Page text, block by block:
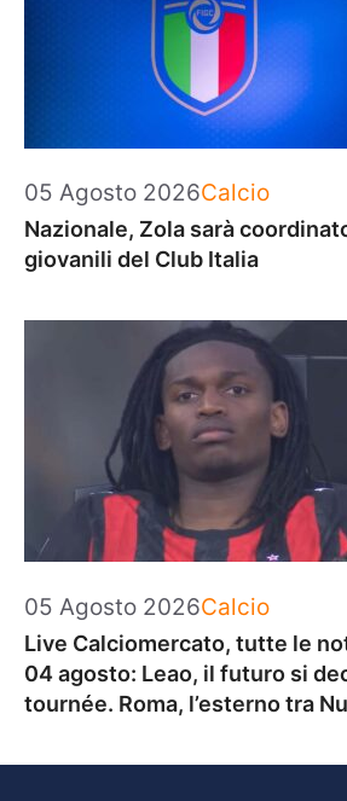
05 Agosto 2026Categorie
Calcio
Nazionale, Zola sarà
giovanili del Club Italia
05 Agosto 2026Categorie
Calcio
Live Calciomercato, tutte le
04 agosto: Leao, il futuro si
tournée. Roma, l’esterno tra